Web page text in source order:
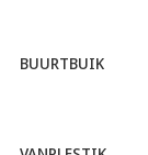
BUURTBUIK